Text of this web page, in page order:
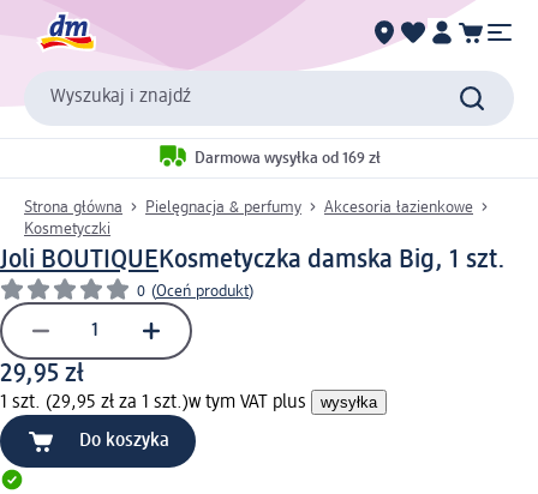
Wyszukaj i znajdź
Darmowa wysyłka od 169 zł
Strona główna Pielęgnacja & perfumy
Akcesoria łazienkowe
Kosmetyczki
Joli BOUTIQUE Kosmetyczka damska Big, 1 szt.
0 (Oceń produkt)
29,95 zł
1 szt. (29,95 zł za 1 szt.)w tym VAT plus wysyłka
Do koszyka